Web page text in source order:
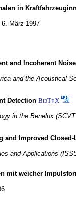
in
6. März 1997
and Incoherent
and the Acoustical
Detection BibTEX
in the Benelux (SCVT
and Improved Closed-
and Applications
mit weicher